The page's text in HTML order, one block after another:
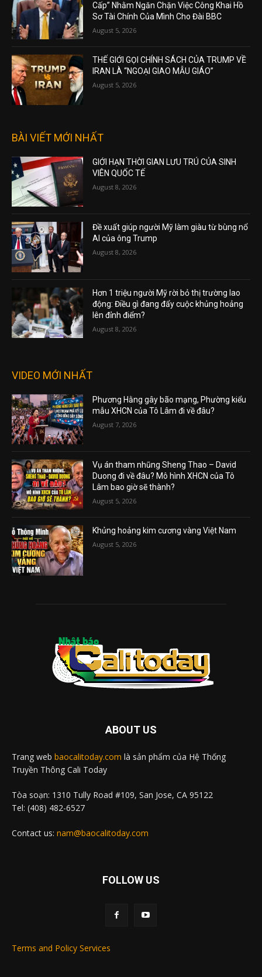
Cấp” Nhằm Ngăn Chặn Việc Công Khai Hồ
Sơ Tài Chính Của Mình Cho Đài BBC
August 5, 2026
THẾ GIỚI GỌI CHÍNH SÁCH CỦA TRUMP VỀ
IRAN LÀ “NGOẠI GIAO MẪU GIÁO”
August 5, 2026
BÀI VIẾT MỚI NHẤT
GIỚI HẠN THỜI GIAN LƯU TRÚ CỦA SINH
VIÊN QUỐC TẾ
August 8, 2026
Đề xuất giúp người Mỹ làm giàu từ bùng nổ
AI của ông Trump
August 8, 2026
Hơn 1 triệu người Mỹ rời bỏ thị trường lao
động: Điều gì đang đẩy cuộc khủng hoảng
lên đỉnh điểm?
August 8, 2026
VIDEO MỚI NHẤT
Phương Hằng gây bão mạng, Phường kiểu
mẫu XHCN của Tô Lâm đi về đâu?
August 7, 2026
Vụ án tham nhũng Sheng Thao – David
Duong đi về đâu? Mô hình XHCN của Tô
Lâm bao giờ sẽ thành?
August 5, 2026
Khủng hoảng kim cương vàng Việt Nam
August 5, 2026
ABOUT US
Trang web baocalitoday.com là sản phẩm của Hệ Thống
Truyền Thông Cali Today
Tòa soạn: 1310 Tully Road #109, San Jose, CA 95122
Tel: (408) 482-6527
Contact us: nam@baocalitoday.com
FOLLOW US
Terms and Policy Services